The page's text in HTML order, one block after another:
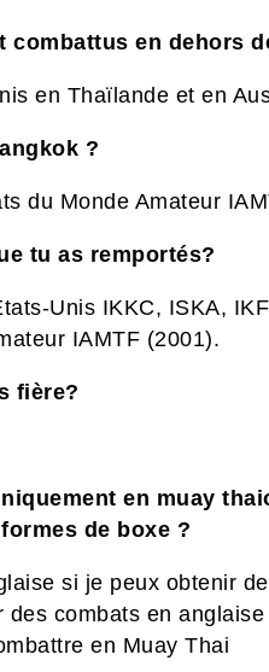
combattus en dehors
en Thaïlande et en
?
du Monde Amateur
tu as remportés?
Unis IKKC, ISKA,
IAMTF (2001).
fière?
en muay
de boxe ?
si je peux obtenir
des combats en anglaise
en Muay Thai